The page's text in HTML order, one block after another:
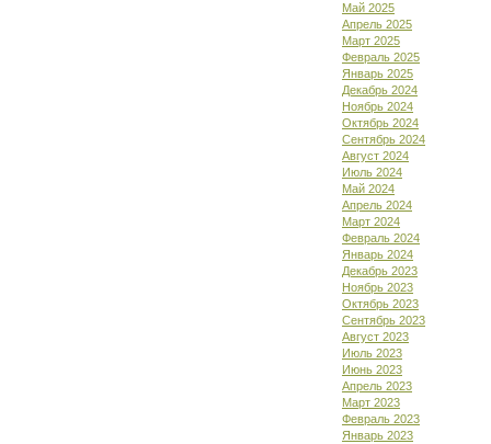
Май 2025
Апрель 2025
Март 2025
Февраль 2025
Январь 2025
Декабрь 2024
Ноябрь 2024
Октябрь 2024
Сентябрь 2024
Август 2024
Июль 2024
Май 2024
Апрель 2024
Март 2024
Февраль 2024
Январь 2024
Декабрь 2023
Ноябрь 2023
Октябрь 2023
Сентябрь 2023
Август 2023
Июль 2023
Июнь 2023
Апрель 2023
Март 2023
Февраль 2023
Январь 2023